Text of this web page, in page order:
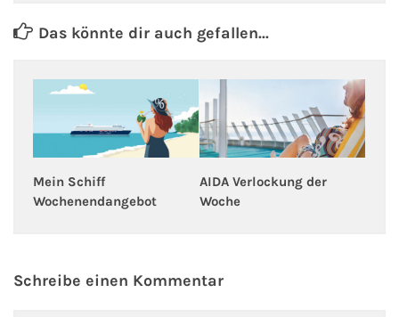
Fähre buchen
Color Line
DFDS Seaways
Finnlines
Das könnte dir auch gefallen...
Mein Schiff
Wochenendangebot
AIDA Verlockung der
Woche
Schreibe einen Kommentar